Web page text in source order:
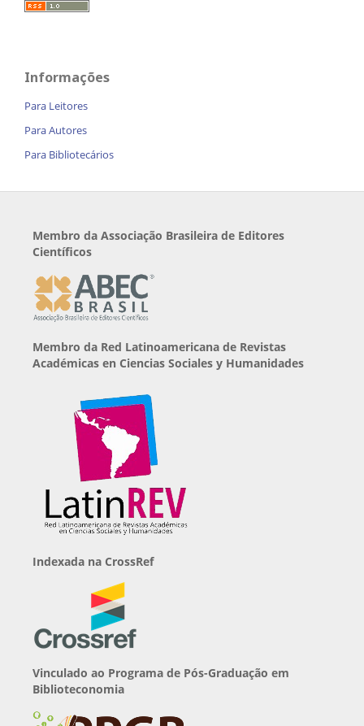
Informações
Para Leitores
Para Autores
Para Bibliotecários
Membro da Associação Brasileira de Editores
Científicos
Membro da Red Latinoamericana de Revistas
Académicas en Ciencias Sociales y Humanidades
Indexada na CrossRef
Vinculado ao Programa de Pós-Graduação em
Biblioteconomia